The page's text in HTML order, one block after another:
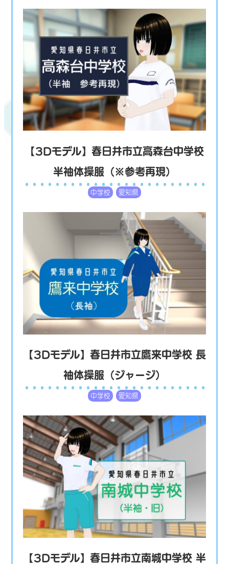
【3Dモデル】春日井市立高森台中学校
半袖体操服（※参考再現）
中学校 愛知県
【3Dモデル】春日井市立鷹来中学校 長
袖体操服（ジャージ）
中学校 愛知県
【3Dモデル】春日井市立南城中学校 半